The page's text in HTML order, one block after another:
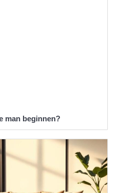
man beginnen?